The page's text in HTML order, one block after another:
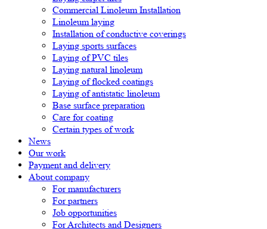
Commercial Linoleum Installation
Linoleum laying
Installation of conductive coverings
Laying sports surfaces
Laying of PVC tiles
Laying natural linoleum
Laying of flocked coatings
Laying of antistatic linoleum
Base surface preparation
Care for coating
Certain types of work
News
Our work
Payment and delivery
About company
For manufacturers
For partners
Job opportunities
For Architects and Designers